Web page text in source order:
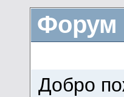
Форум
Добро